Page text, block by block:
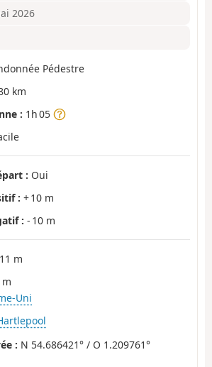
2026
Pédestre
km
: 1h 05
: Oui
: + 10 m
: - 10 m
11 m
Uni
: N 54.686421° / O 1.209761°